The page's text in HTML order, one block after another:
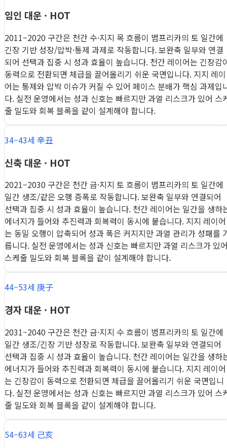
임인 대운 · HOT
2011–2020 구간은 천간 수·지지 목 흐름이 범프리카의 토 일간에
긴장 기반 성장/압박·통제 과제로 작동합니다. 보완축 일부와 연결
되어 선택과 집중 시 성과 효율이 높습니다. 천간 레이어는 긴장감
동력으로 전환되면 체급을 끌어올리기 쉬운 국면입니다. 지지 레이
어는 통제와 압박 이슈가 커질 수 있어 페이스 분배가 핵심 과제입
다. 실전 운영에서는 성과 신호는 빠르지만 과열 리스크가 있어 스
줄 밀도와 회복 블록을 같이 설계해야 합니다.
34–43세 辛丑
신축 대운 · HOT
2021–2030 구간은 천간 금·지지 토 흐름이 범프리카의 토 일간에
일간 생조/같은 오행 증폭로 작동합니다. 보완축 일부와 연결되어
선택과 집중 시 성과 효율이 높습니다. 천간 레이어는 일간을 생하
에너지가 들어와 추진력과 회복력이 동시에 붙습니다. 지지 레이어
는 동일 오행이 압축되어 성과 폭은 커지지만 과열 관리가 성패를
릅니다. 실전 운영에서는 성과 신호는 빠르지만 과열 리스크가 있
스케줄 밀도와 회복 블록을 같이 설계해야 합니다.
44–53세 庚子
경자 대운 · HOT
2031–2040 구간은 천간 금·지지 수 흐름이 범프리카의 토 일간에
일간 생조/긴장 기반 성장로 작동합니다. 보완축 일부와 연결되어
선택과 집중 시 성과 효율이 높습니다. 천간 레이어는 일간을 생하
에너지가 들어와 추진력과 회복력이 동시에 붙습니다. 지지 레이어
는 긴장감이 동력으로 전환되면 체급을 끌어올리기 쉬운 국면입니
다. 실전 운영에서는 성과 신호는 빠르지만 과열 리스크가 있어 스
줄 밀도와 회복 블록을 같이 설계해야 합니다.
54–63세 己亥